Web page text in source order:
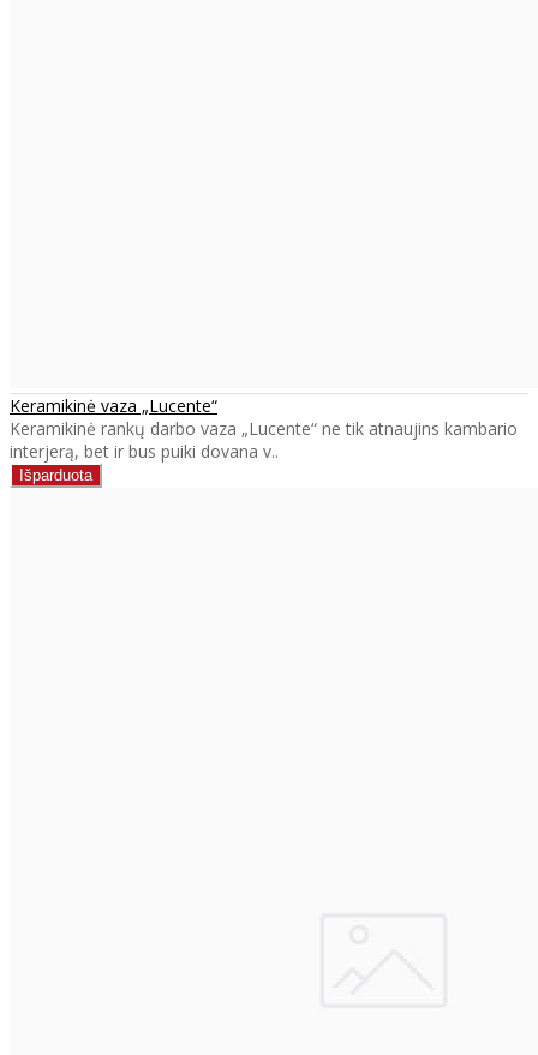
Keramikinė vaza „Lucente“
Keramikinė rankų darbo vaza „Lucente“ ne tik atnaujins kambario
interjerą, bet ir bus puiki dovana v..